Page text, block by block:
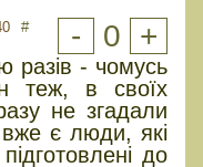
# - 0 +
разів - чомусь
теж, в своїх
не згадали
є люди, які
до